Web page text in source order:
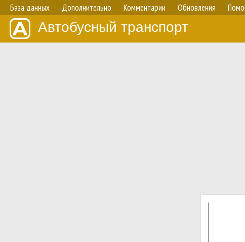
База данных Дополнительно Комментарии Обновления
Автобусный транспорт